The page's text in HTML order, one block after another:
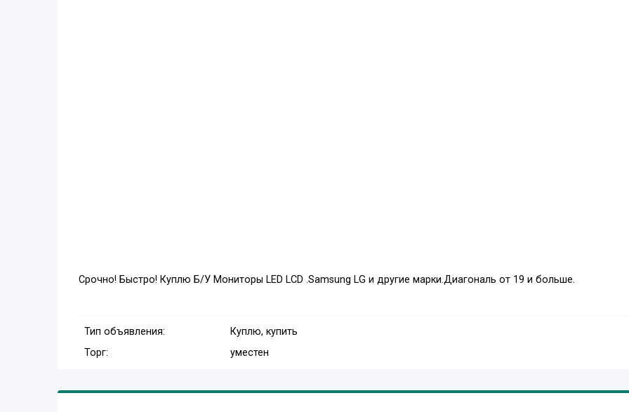
Срочно! Быстро! Куплю Б/У Мониторы LED LCD .Samsung LG и другие марки.Диагональ от 19 и больше.
Тип объявления:
Куплю, купить
Торг:
уместен